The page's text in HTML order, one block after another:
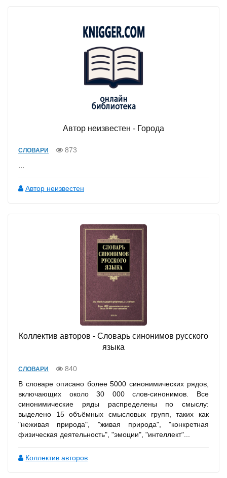
Автор неизвестен - Города
СЛОВАРИ
873
...
Автор неизвестен
Коллектив авторов - Словарь синонимов русского
языка
СЛОВАРИ
840
В словаре описано более 5000 синонимических рядов,
включающих около 30 000 слов-синонимов. Все
синонимические ряды распределены по смыслу:
выделено 15 объёмных смысловых групп, таких как
"неживая природа", "живая природа", "конкретная
физическая деятельность", "эмоции", "интеллект"...
Коллектив авторов